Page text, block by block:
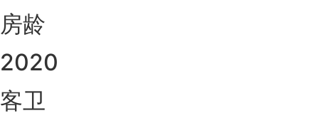
房龄
2020
客卫